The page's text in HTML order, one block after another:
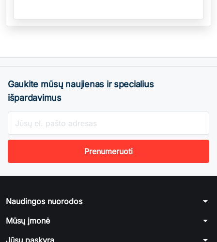
Gaukite mūsų naujienas ir specialius
išpardavimus
Naudingos nuorodos arrow_drop_down
Mūsų įmonė arrow_drop_down